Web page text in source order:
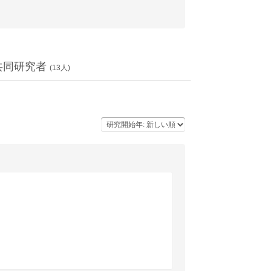
同研究者 (13 人)